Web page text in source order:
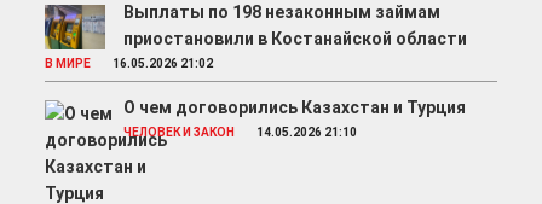
Выплаты по 198 незаконным займам
приостановили в Костанайской области
В МИРЕ 16.05.2026 21:02
О чем договорились Казахстан и Турция
ЧЕЛОВЕК И ЗАКОН 14.05.2026 21:10